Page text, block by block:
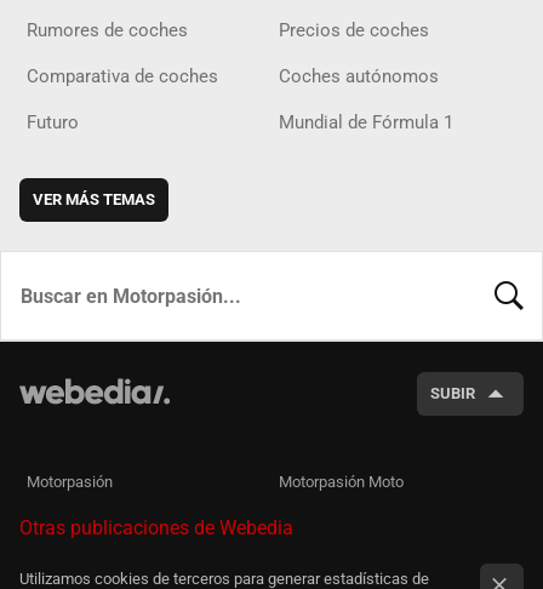
Rumores de coches Precios de coches
Comparativa de coches Coches autónomos
Futuro Mundial de Fórmula 1
VER MÁS TEMAS
SUBIR
Motorpasión Motorpasión Moto
Otras publicaciones de Webedia
Utilizamos cookies de terceros para generar estadísticas de